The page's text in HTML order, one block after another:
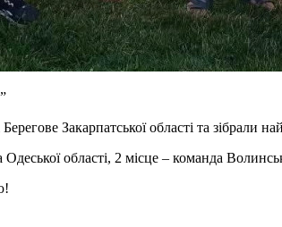
Закарпатської області та зібрали
області, 2 місце – команда